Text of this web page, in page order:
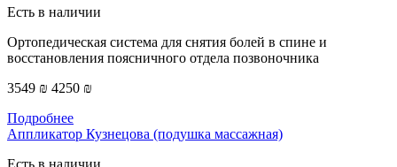
Есть в наличии
Ортопедическая система для снятия болей в спине и
восстановления поясничного отдела позвоночника
3549 ₪ 4250 ₪
Подробнее
Аппликатор Кузнецова (подушка массажная)